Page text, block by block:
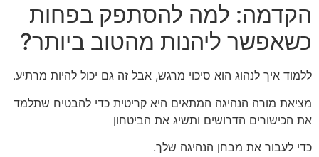
הקדמה: למה להסתפק בפחות
כשאפשר ליהנות מהטוב ביותר?
ללמוד איך לנהוג הוא סיכוי מרגש, אבל זה גם יכול להיות מרתיע.
מציאת מורה הנהיגה המתאים היא קריטית כדי להבטיח שתלמד
את הכישורים הדרושים ותשיג את הביטחון
כדי לעבור את מבחן הנהיגה שלך.